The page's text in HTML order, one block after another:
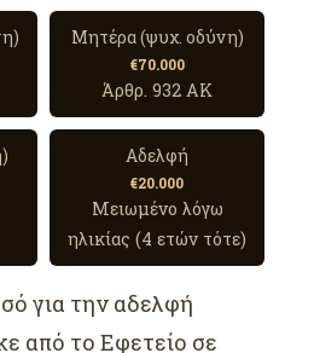
Μητέρα (ψυχ. οδύνη)
€70.000
Άρθρ. 932 ΑΚ
Αδελφή
€20.000
Μειωμένο λόγω
ηλικίας (4 ετών τότε)
για την αδελφή
από το Εφετείο σε